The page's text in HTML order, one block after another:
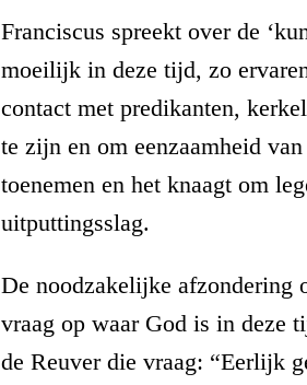
Franciscus spreekt over de
moeilijk in deze tijd, zo
contact met predikanten,
te zijn en om eenzaamheid
toenemen en het knaagt om
uitputtingsslag.
De noodzakelijke afzondering
vraag op waar God is in deze
de Reuver die vraag: “Eerlijk